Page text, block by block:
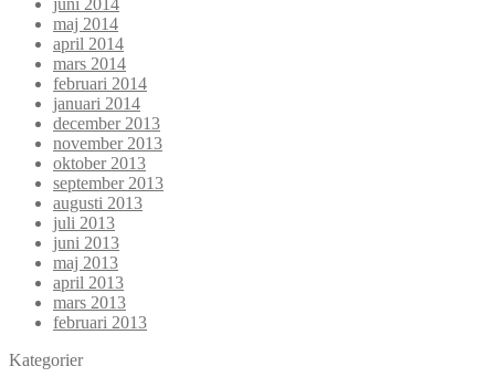
juni 2014
maj 2014
april 2014
mars 2014
februari 2014
januari 2014
december 2013
november 2013
oktober 2013
september 2013
augusti 2013
juli 2013
juni 2013
maj 2013
april 2013
mars 2013
februari 2013
Kategorier